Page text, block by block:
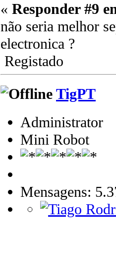
« Responder #9
não seria melhor
electronica ?
Registado
TigPT
Administrator
Mini Robot
Mensagens: